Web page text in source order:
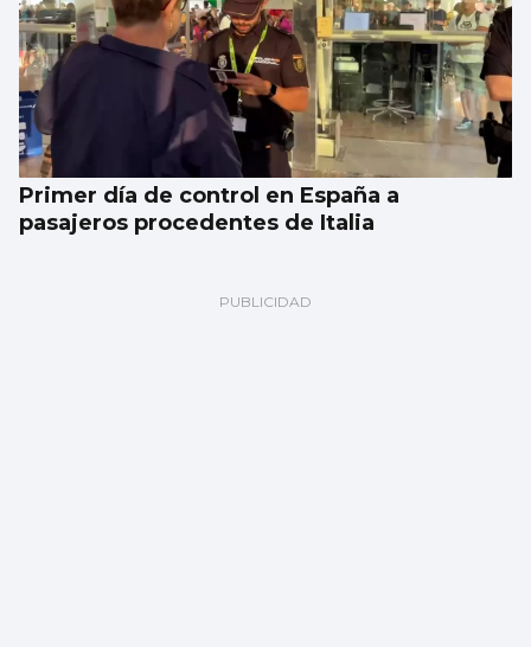
Primer día de control en España a
pasajeros procedentes de Italia